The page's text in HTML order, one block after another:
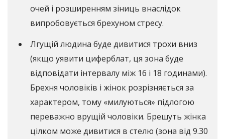
очей і розширенням зіниць внаслідок
випробовується брехуном стресу.
Лгущій людина буде дивитися трохи вниз
(якщо уявити циферблат, ця зона буде
відповідати інтервалу між 16 і 18 годинами).
Брехня чоловіків і жінок розрізняється за
характером, тому «милуються» підлогою
переважно врущій чоловіки. Брешуть жінка
цілком може дивитися в стелю (зона від 9.30